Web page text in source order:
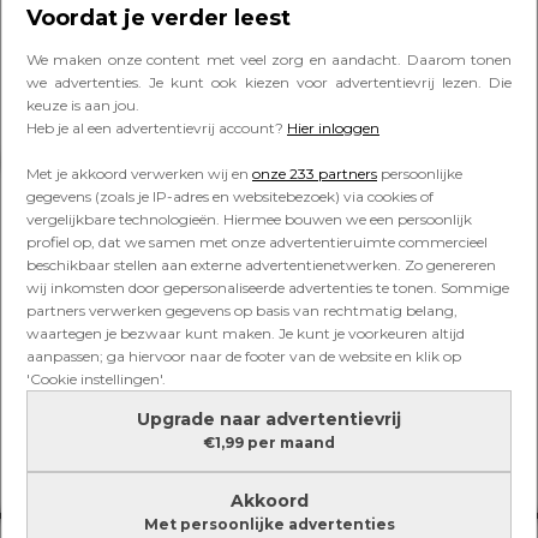
Voordat je verder leest
We maken onze content met veel zorg en aandacht. Daarom tonen
we advertenties. Je kunt ook kiezen voor advertentievrij lezen. Die
keuze is aan jou.
Heb je al een advertentievrij account? Hier inloggen
Met je akkoord verwerken wij en onze 233 partners persoonlijke
gegevens (zoals je IP-adres en websitebezoek) via cookies of
vergelijkbare technologieën. Hiermee bouwen we een persoonlijk
profiel op, dat we samen met onze advertentieruimte commercieel
beschikbaar stellen aan externe advertentienetwerken. Zo genereren
wij inkomsten door gepersonaliseerde advertenties te tonen. Sommige
partners verwerken gegevens op basis van rechtmatig belang,
waartegen je bezwaar kunt maken. Je kunt je voorkeuren altijd
aanpassen; ga hiervoor naar de footer van de website en klik op
'Cookie instellingen'.
Upgrade naar advertentievrij
€1,99 per maand
Akkoord
Met persoonlijke advertenties
geslacht van zijn baby bekend en
dít wordt het